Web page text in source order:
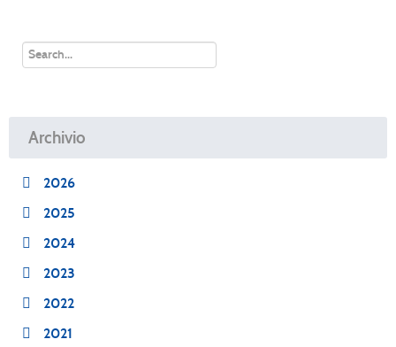
Archivio
2026
2025
2024
2023
2022
2021